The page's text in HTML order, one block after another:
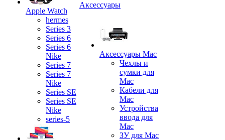
Apple Watch
hermes
Series 3
Series 6
Series 6
Nike
Series 7
Series 7
Nike
Series SE
Series SE
Nike
series-5
Аксессуары
Аксессуары Mac
Чехлы и
сумки для
Mac
Кабели для
Mac
Устройства
ввода для
Mac
ЗУ для Mac